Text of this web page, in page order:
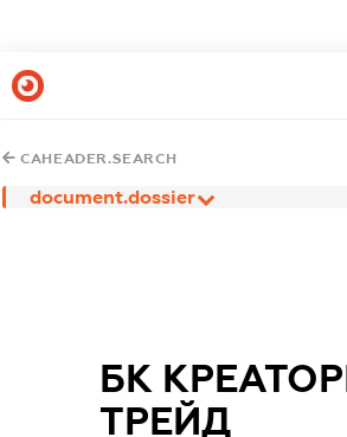
CAHEADER.SEARCH
document.dossier
БК
ТРЕЙД